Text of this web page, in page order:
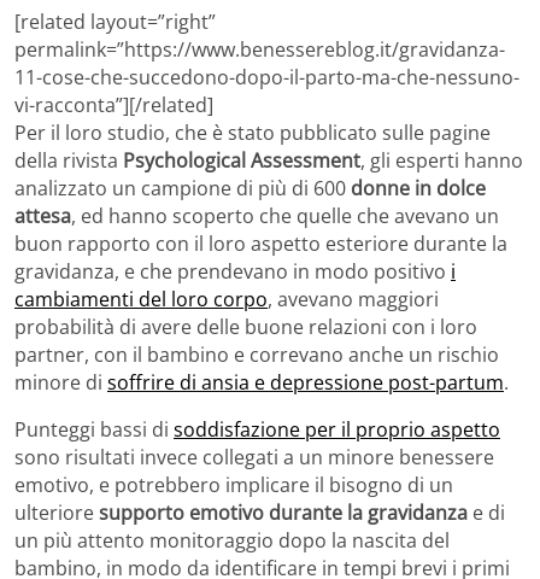
[related layout=”right”
permalink=”https://www.benessereblog.it/gravidanza-
11-cose-che-succedono-dopo-il-parto-ma-che-nessuno-
vi-racconta”][/related]
Per il loro studio, che è stato pubblicato sulle pagine
della rivista Psychological Assessment, gli esperti hanno
analizzato un campione di più di 600 donne in dolce
attesa, ed hanno scoperto che quelle che avevano un
buon rapporto con il loro aspetto esteriore durante la
gravidanza, e che prendevano in modo positivo i
cambiamenti del loro corpo, avevano maggiori
probabilità di avere delle buone relazioni con i loro
partner, con il bambino e correvano anche un rischio
minore di soffrire di ansia e depressione post-partum.
Punteggi bassi di soddisfazione per il proprio aspetto
sono risultati invece collegati a un minore benessere
emotivo, e potrebbero implicare il bisogno di un
ulterioresupporto emotivo durante la gravidanza e di
un più attento monitoraggio dopo la nascita del
bambino, in modo da identificare in tempi brevi i primi